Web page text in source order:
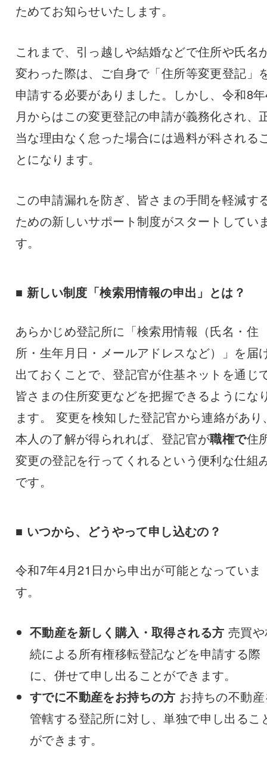
ためてお知らせいたします。
これまで、引っ越しや結婚などで住所や氏名
変わった際は、ご自身で「住所等変更登記」
申請する必要がありました。しかし、令和8
月からはこの変更登記の申請が義務化され、
当な理由なく怠った場合には過料が科される
とになります。
この申請漏れを防ぎ、皆さまの手間を軽減す
ための新しいサポート制度がスタートしてい
す。
■ 新しい制度「検索用情報の申出」とは？
あらかじめ登記所に「検索用情報（氏名・住
所・生年月日・メールアドレスなど）」を届
出ておくことで、登記官が住基ネットを通じ
皆さまの住所変更などを把握できるようにな
ます。 変更を検知した登記官から連絡があり
本人の了解が得られれば、登記官が職権で住
変更の登記を行ってくれるという便利な仕組
です。
■ いつから、どうやって申し込むの？
令和7年4月21日から申出が可能となっていま
す。
不動産を新しく購入・取得される方 売買
続による所有権移転登記などを申請する際
に、併せて申し出ることができます。
すでに不動産をお持ちの方 お持ちの不動
管轄する登記所に対し、単独で申し出るこ
ができます。